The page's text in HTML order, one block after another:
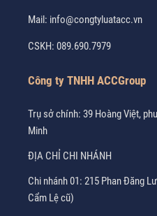
Mail: info@congtyluatacc.vn
CSKH: 089.690.7979
Công ty TNHH ACCGroup
Trụ sở chính: 39 Hoàng Việt,
Minh
ĐỊA CHỈ CHI NHÁNH
Chi nhánh 01: 215 Phan Đăng
Cẩm Lệ cũ)